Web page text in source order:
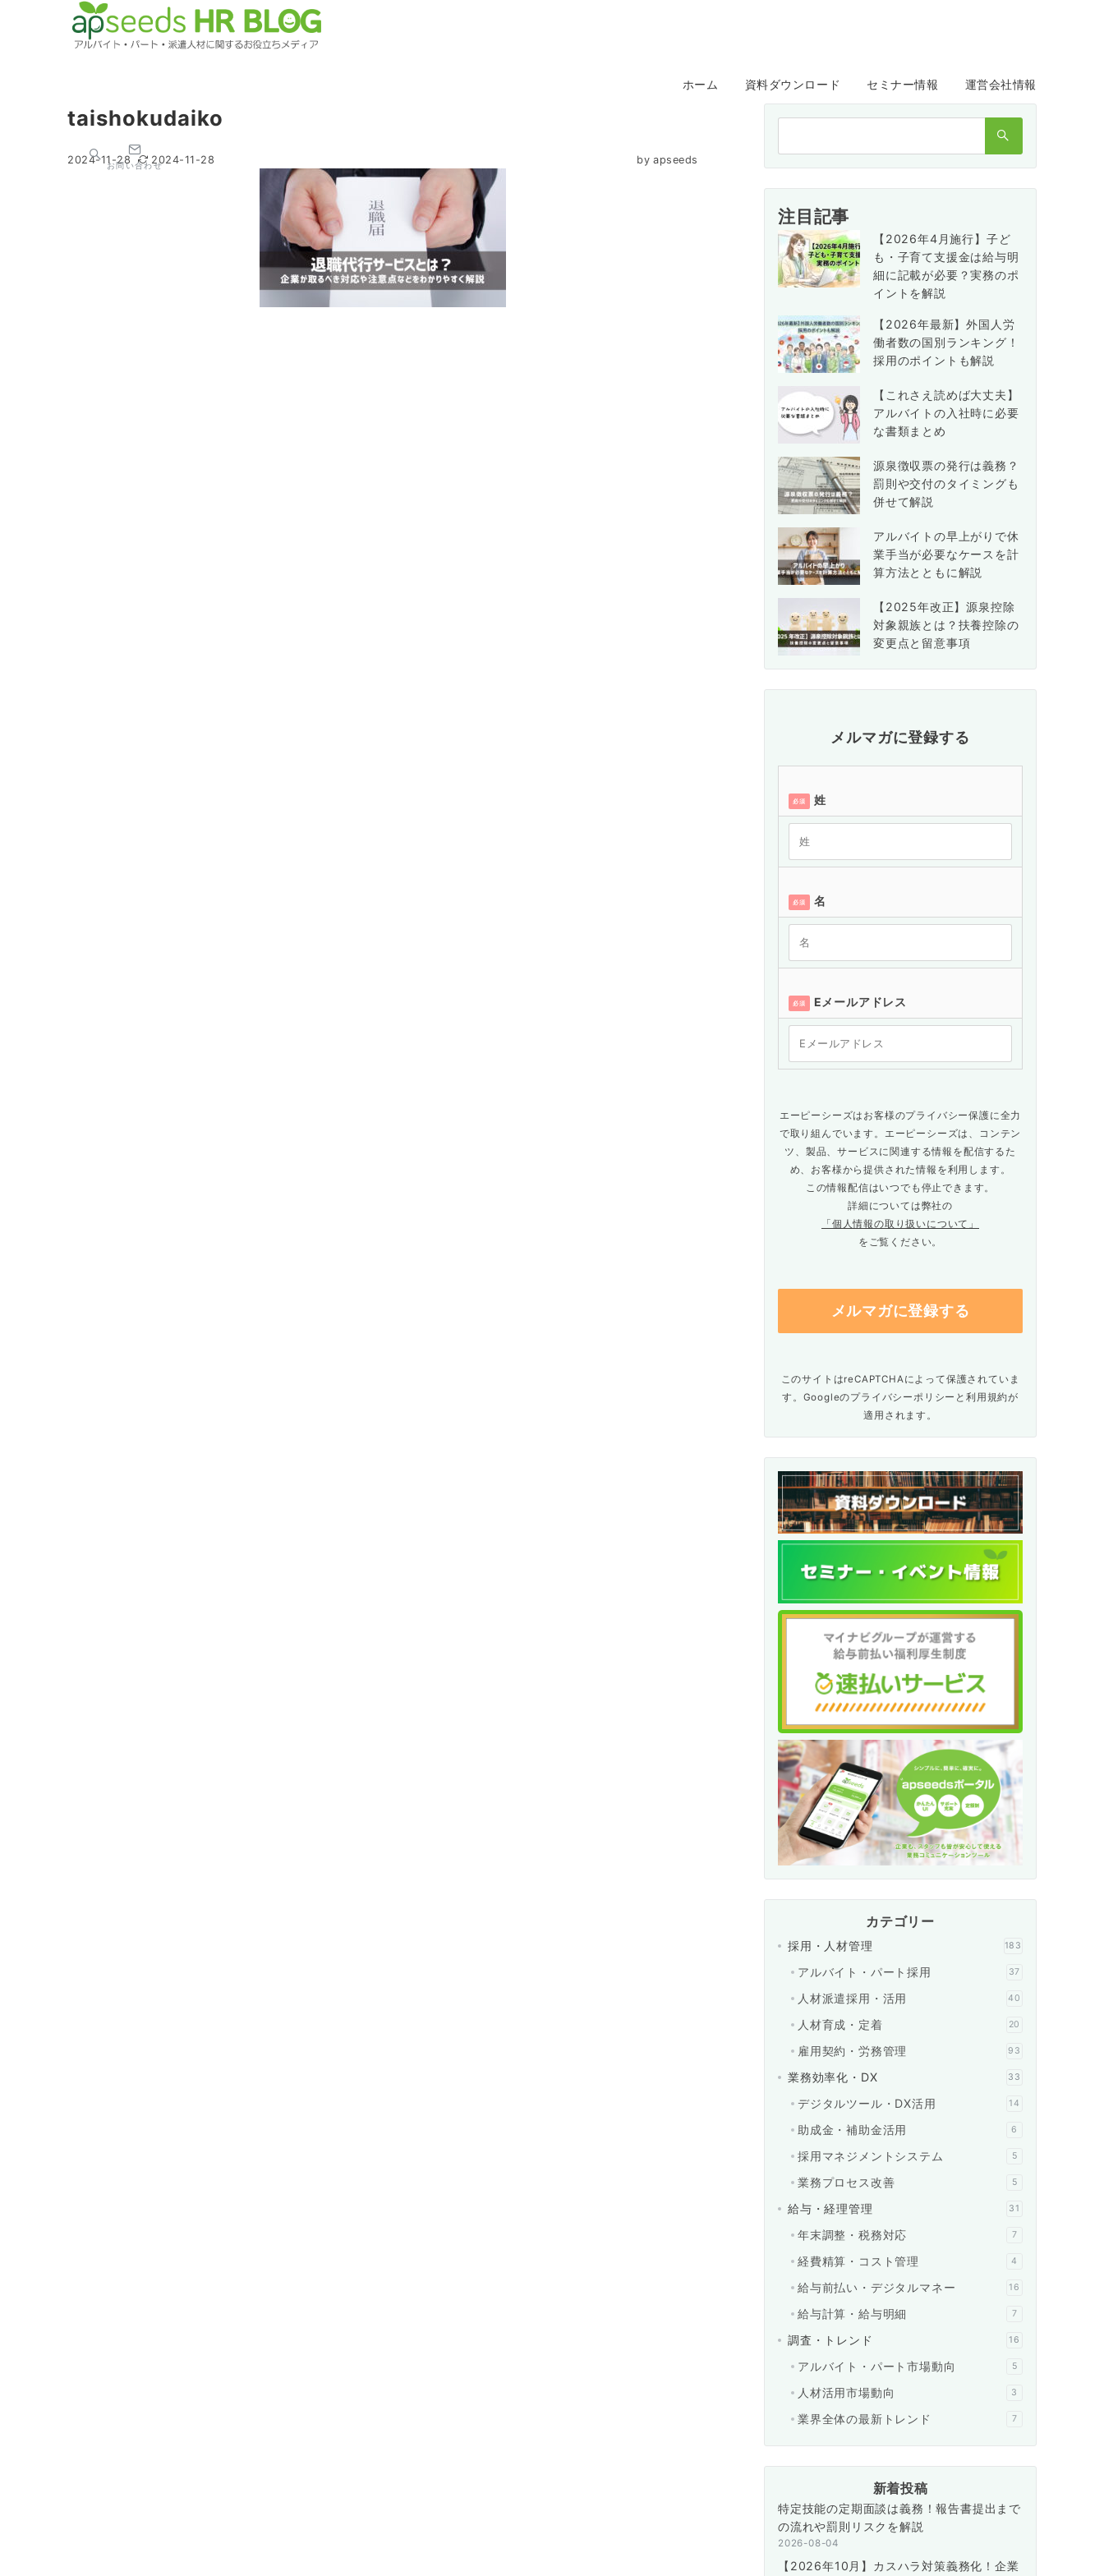
ホーム 資料ダウンロード セミナー情報 運営会社情報
お問い合わせ
taishokudaiko
2024-11-28 2024-11-28 by apseeds
注目記事
【2026年4月施行】子ど
も・子育て支援金は給与明
細に記載が必要？実務のポ
イントを解説
【2026年最新】外国人労
働者数の国別ランキング！
採用のポイントも解説
【これさえ読めば大丈夫】
アルバイトの入社時に必要
な書類まとめ
源泉徴収票の発行は義務？
罰則や交付のタイミングも
併せて解説
アルバイトの早上がりで休
業手当が必要なケースを計
算方法とともに解説
【2025年改正】源泉控除
対象親族とは？扶養控除の
変更点と留意事項
メルマガに登録する
必須 姓
必須 名
必須 Eメールアドレス
エーピーシーズはお客様のプライバシー保護に全力
で取り組んでいます。エーピーシーズは、コンテン
ツ、製品、サービスに関連する情報を配信するた
め、お客様から提供された情報を利用します。
この情報配信はいつでも停止できます。
詳細については弊社の
「個人情報の取り扱いについて」
をご覧ください。
このサイトはreCAPTCHAによって保護されていま
す。Googleのプライバシーポリシー と 利用規約が
適用されます。
カテゴリー
採用・人材管理 183
アルバイト・パート採用 37
人材派遣採用・活用 40
人材育成・定着 20
雇用契約・労務管理 93
業務効率化・DX 33
デジタルツール・DX活用 14
助成金・補助金活用 6
採用マネジメントシステム 5
業務プロセス改善 5
給与・経理管理 31
年末調整・税務対応 7
経費精算・コスト管理 4
給与前払い・デジタルマネー 16
給与計算・給与明細 7
調査・トレンド 16
アルバイト・パート市場動向 5
人材活用市場動向 3
業界全体の最新トレンド 7
新着投稿
特定技能の定期面談は義務！報告書提出まで
の流れや罰則リスクを解説
2026-08-04
【2026年10月】カスハラ対策義務化！企業